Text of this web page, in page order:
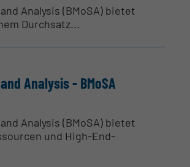
Analysis (BMoSA) bietet
Durchsatz...
Analysis - BMoSA
Analysis (BMoSA) bietet
und High-End-